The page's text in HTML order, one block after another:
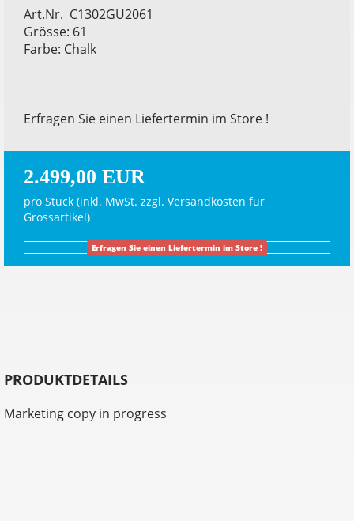
Art.Nr. C1302GU2061
Grösse: 61
Farbe: Chalk
Erfragen Sie einen Liefertermin im Store !
2.499,00 EUR
pro Stück (inkl. MwSt. zzgl. Versandkosten für
Grossartikel)
Erfragen Sie einen Liefertermin im Store !
PRODUKTDETAILS
Marketing copy in progress